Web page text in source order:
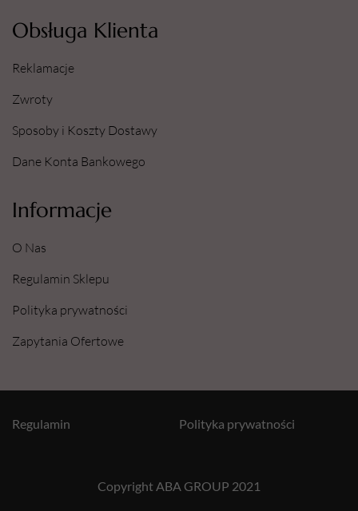
Obsługa Klienta
Reklamacje
Zwroty
Sposoby i Koszty Dostawy
Dane Konta Bankowego
Informacje
O Nas
Regulamin Sklepu
Polityka prywatności
Zapytania Ofertowe
Copyright ABA GROUP 2021
Polityka prywatności
Regulamin